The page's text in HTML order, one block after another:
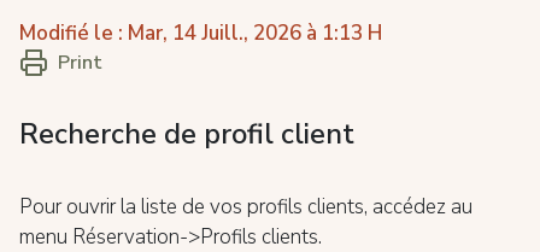
Modifié le : Mar, 14 Juill., 2026 à 1:13 H
Print
Recherche de profil client
Pour ouvrir la liste de vos profils clients, accédez au
menu Réservation->Profils clients.